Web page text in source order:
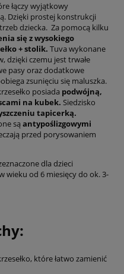
łączy wyjątkowy
Dzięki prostej konstrukcji
dziecka. Za pomocą kilku
się z wysokiego
+ stolik. Tuva wykonane
dzięki czemu jest trwałe
pasy oraz dodatkowe
zsunięciu się maluszka.
posiada podwójną,
na kubek. Siedzisko
tapicerką.
są antypoślizgowymi
przed porysowaniem
dla dzieci
wieku od 6 miesięcy do ok. 3-
które łatwo zamienić